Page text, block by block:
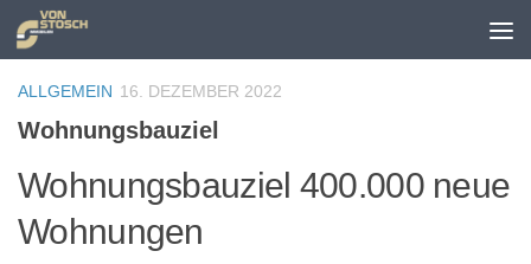
Zum Inhalt springen
ALLGEMEIN 16. DEZEMBER 2022
Wohnungsbauziel
Wohnungsbauziel 400.000 neue
Wohnungen